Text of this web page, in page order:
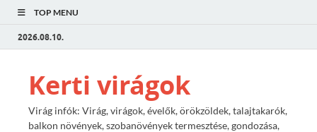
TOP MENU
2026.08.10.
Kerti virágok
Virág infók: Virág, virágok, évelők, örökzöldek, talajtakarók,
balkon növények, szobanövények termesztése, gondozása,